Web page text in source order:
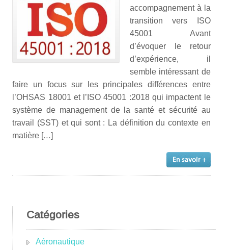
accompagnement à la
transition vers ISO
45001 Avant
d’évoquer le retour
d’expérience, il
semble intéressant de
faire un focus sur les principales différences entre
l’OHSAS 18001 et l’ISO 45001 :2018 qui impactent le
système de management de la santé et sécurité au
travail (SST) et qui sont : La définition du contexte en
matière […]
Catégories
Aéronautique